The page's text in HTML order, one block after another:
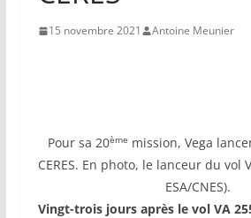
15 novembre 2021 Antoine Meunier
Pour sa 20ème mission, Vega
CERES. En photo, le lanceur du vol
ESA/CNES).
Vingt-trois jours après le vol VA